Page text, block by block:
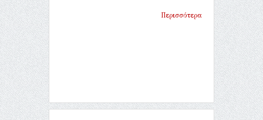
Περισσότερα